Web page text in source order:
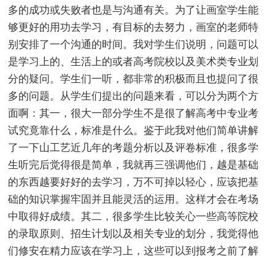
多的成功或失败者也是与沟通有关。为了让画室学生能
够更好的用功去学习，有目标的去努力，画室的老师特
别安排了一个沟通的时间。我对学生们说明，问题可以
是学习上的、生活上的或者高考院校以及美术类专业划
分的疑问。学生们一听，都非常的积极而且也提问了很
多的问题。从学生们提出的问题来看，可以分为两个方
面啊：其一，很大一部分学生不是很了解高考中专业考
试究竟靠什么，标准是什么。鉴于此我对他们简单讲解
了一下山工艺近几年的考题分析以及评卷标准，很多学
生听完后觉得很是简单，我就再三强调他们，越是基础
的东西越要好好的去学习，万不可掉以轻心，应该把基
础的知识掌握牢固并且能灵活的运用。这样才会在考场
中取得好成绩。其二，很多学生比较关心一些高等院校
的录取原则、招生计划以及相关专业的划分，我觉得他
们修安在精力应该在学习上，这些可以到报考之前了解